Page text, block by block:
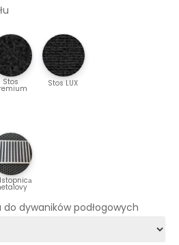
Stos Stos LUX
dywaników podłogowych